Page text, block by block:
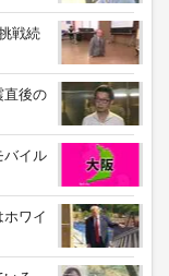
戦続
直後の
バイル
ワイ